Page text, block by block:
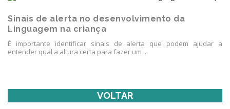
Sinais de alerta no desenvolvimento da
Linguagem na criança
É importante identificar sinais de alerta que podem ajudar a
entender qual a altura certa para fazer um ...
VOLTAR